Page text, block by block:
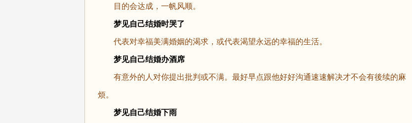
目的会达成，一帆风顺。
梦见自己结婚时哭了
代表对幸福美满婚姻的渴求，或代表渴望永远的幸福的生活。
梦见自己结婚办酒席
有意外的人对你提出批判或不满。最好早点跟他好好沟通速速解决才不会有後续的麻
烦。
梦见自己结婚下雨